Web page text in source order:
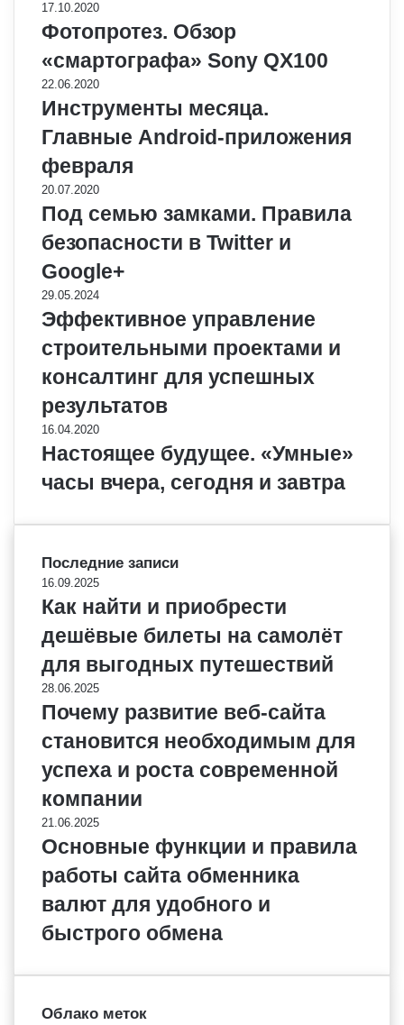
17.10.2020
Фотопротез. Обзор
«смартографа» Sony QX100
22.06.2020
Инструменты месяца.
Главные Android-приложения
февраля
20.07.2020
Под семью замками. Правила
безопасности в Twitter и
Google+
29.05.2024
Эффективное управление
строительными проектами и
консалтинг для успешных
результатов
16.04.2020
Настоящее будущее. «Умные»
часы вчера, сегодня и завтра
Последние записи
16.09.2025
Как найти и приобрести
дешёвые билеты на самолёт
для выгодных путешествий
28.06.2025
Почему развитие веб-сайта
становится необходимым для
успеха и роста современной
компании
21.06.2025
Основные функции и правила
работы сайта обменника
валют для удобного и
быстрого обмена
Облако меток